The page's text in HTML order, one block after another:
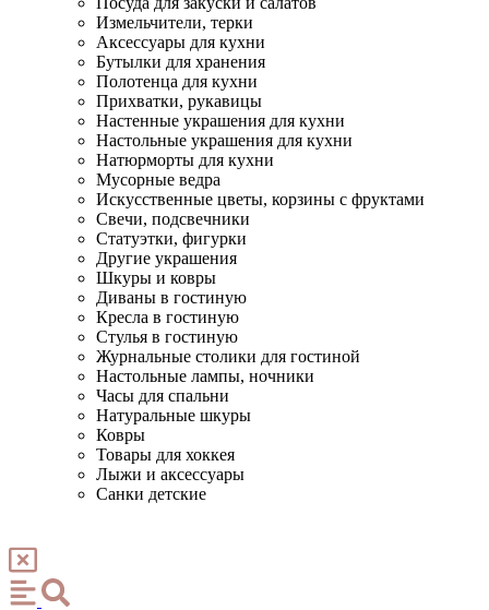
Измельчители, терки
Аксессуары для кухни
Бутылки для хранения
Полотенца для кухни
Прихватки, рукавицы
Настенные украшения для кухни
Настольные украшения для кухни
Натюрморты для кухни
Мусорные ведра
Искусственные цветы, корзины с фруктами
Свечи, подсвечники
Статуэтки, фигурки
Другие украшения
Шкуры и ковры
Диваны в гостиную
Кресла в гостиную
Стулья в гостиную
Журнальные столики для гостиной
Настольные лампы, ночники
Часы для спальни
Натуральные шкуры
Ковры
Товары для хоккея
Лыжи и аксессуары
Санки детские